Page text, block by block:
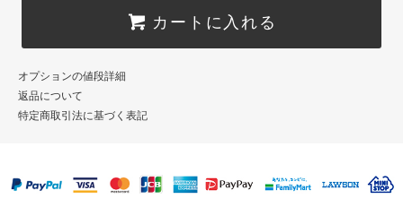
カートに入れる
オプションの値段詳細
返品について
特定商取引法に基づく表記